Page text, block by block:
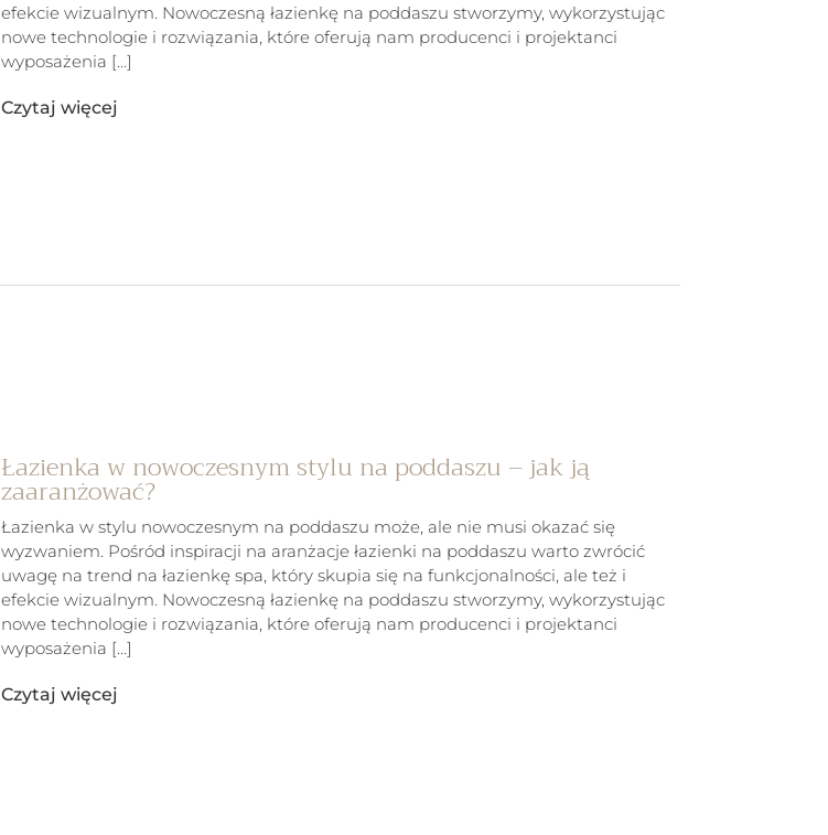
efekcie wizualnym. Nowoczesną łazienkę na poddaszu stworzymy, wykorzystując
nowe technologie i rozwiązania, które oferują nam producenci i projektanci
wyposażenia […]
Czytaj więcej
Łazienka w nowoczesnym stylu na poddaszu – jak ją
zaaranżować?
Łazienka w stylu nowoczesnym na poddaszu może, ale nie musi okazać się
wyzwaniem. Pośród inspiracji na aranżacje łazienki na poddaszu warto zwrócić
uwagę na trend na łazienkę spa, który skupia się na funkcjonalności, ale też i
efekcie wizualnym. Nowoczesną łazienkę na poddaszu stworzymy, wykorzystując
nowe technologie i rozwiązania, które oferują nam producenci i projektanci
wyposażenia […]
Czytaj więcej